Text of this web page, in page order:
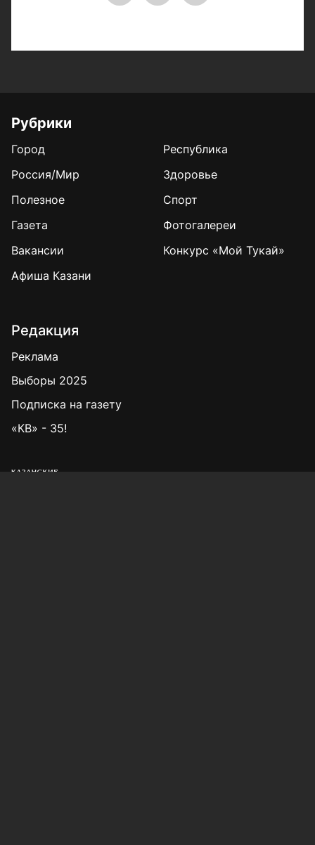
Рубрики
Город
Республика
Россия/Мир
Здоровье
Полезное
Спорт
Газета
Фотогалереи
Вакансии
Конкурс «Мой Тукай»
Афиша Казани
Редакция
Реклама
Выборы 2025
Подписка на газету
«КВ» - 35!